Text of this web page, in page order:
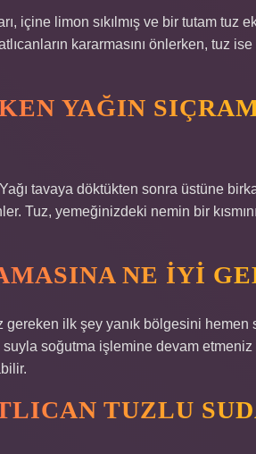
içine limon sıkılmış ve bir tutam tuz
kararmasını önlerken, tuz
YAĞIN
tavaya döktükten sonra üstüne
Tuz, yemeğinizdeki nemin bir
NE IYI
gereken ilk şey yanık bölgesini hemen
soğutma işlemine devam etmeniz
TUZLU